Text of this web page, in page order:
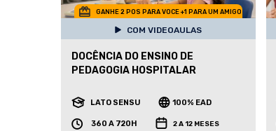
GANHE 2 POS PARA VOCE +1 PARA UM AMIGO
COM VIDEOAULAS
DOCÊNCIA DO ENSINO DE
PEDAGOGIA HOSPITALAR
LATO SENSU 100% EAD
360 A 720H 2 A 12 MESES